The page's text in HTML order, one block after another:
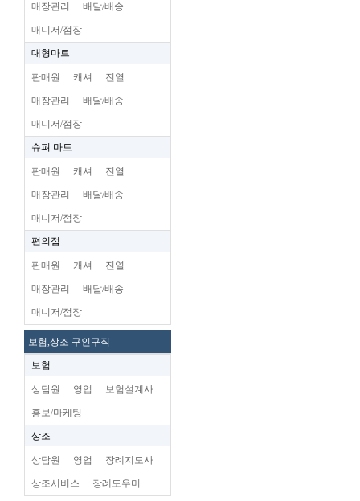
매장관리 배달/배송
매니저/점장
대형마트
판매원 캐셔 진열
매장관리 배달/배송
매니저/점장
슈펴.마트
판매원 캐셔 진열
매장관리 배달/배송
매니저/점장
편의점
판매원 캐셔 진열
매장관리 배달/배송
매니저/점장
보험,상조 구인구직
보험
상담원 영업 보험설계사
홍보/마케팅
상조
상담원 영업 장례지도사
상조서비스 장례도우미